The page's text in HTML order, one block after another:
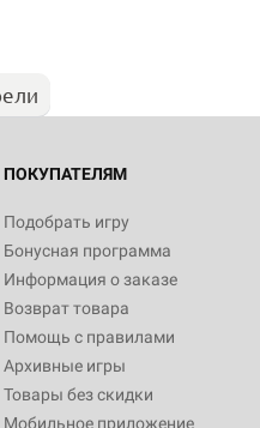
ПОКУПАТЕЛЯМ
Подобрать игру
Бонусная программа
Информация о заказе
Возврат товара
Помощь с правилами
Архивные игры
Товары без скидки
Мобильное приложение